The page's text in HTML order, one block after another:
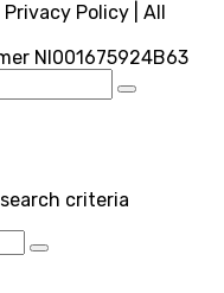
Policy | All
Nl001675924B63
criteria